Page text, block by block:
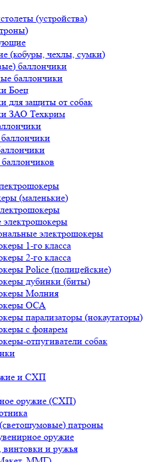
(устройства)
(кобуры, чехлы, сумки)
баллончики
баллончики
Боец
для защиты от собак
ЗАО Техкрим
(маленькие)
электрошокеры
электрошокеры
1-го класса
2-го класса
Police (полицейские)
дубинки (биты)
Молния
ОСА
парализаторы (нокаутаторы)
с фонарем
отпугиватели собак
и СХП
оружие (СХП)
патроны
оружие
и ружья